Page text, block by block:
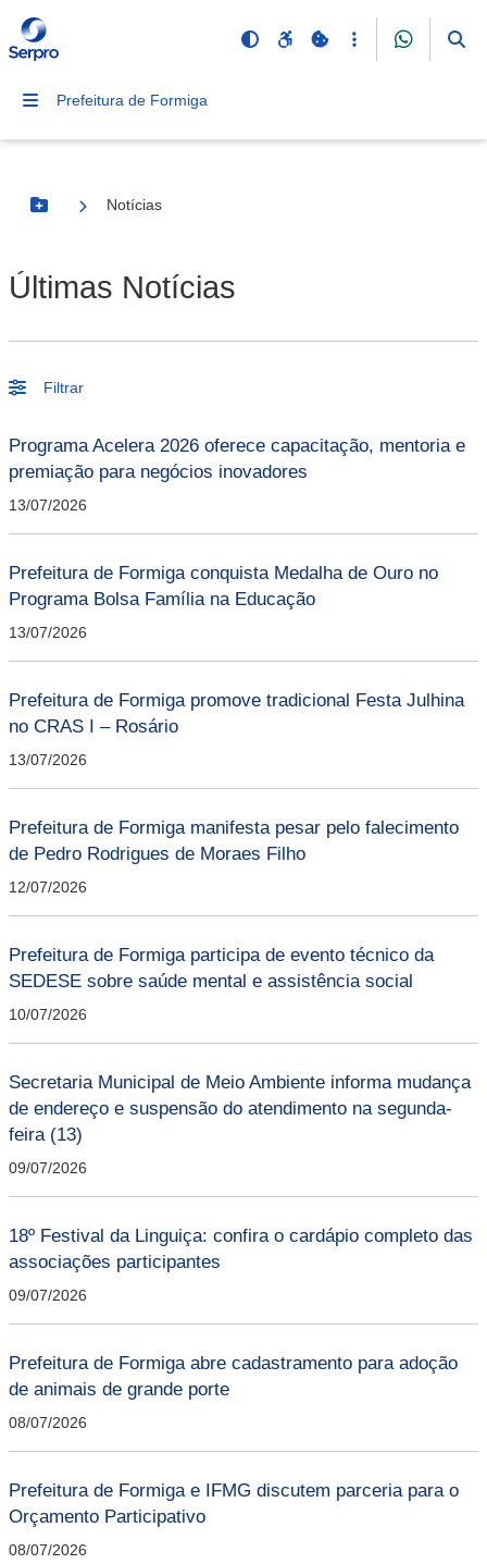
Prefeitura de Formiga
Botão Menu
Notícias
Últimas Notícias
Filtrar
Programa Acelera 2026 oferece capacitação, mentoria e
premiação para negócios inovadores
13/07/2026
Prefeitura de Formiga conquista Medalha de Ouro no
Programa Bolsa Família na Educação
13/07/2026
Prefeitura de Formiga promove tradicional Festa Julhina
no CRAS I – Rosário
13/07/2026
Prefeitura de Formiga manifesta pesar pelo falecimento
de Pedro Rodrigues de Moraes Filho
12/07/2026
Prefeitura de Formiga participa de evento técnico da
SEDESE sobre saúde mental e assistência social
10/07/2026
Secretaria Municipal de Meio Ambiente informa mudança
de endereço e suspensão do atendimento na segunda-
feira (13)
09/07/2026
18º Festival da Linguiça: confira o cardápio completo das
associações participantes
09/07/2026
Prefeitura de Formiga abre cadastramento para adoção
de animais de grande porte
08/07/2026
Prefeitura de Formiga e IFMG discutem parceria para o
Orçamento Participativo
08/07/2026